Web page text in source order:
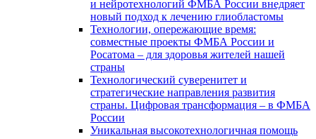
и нейротехнологий ФМБА России внедряет
новый подход к лечению глиобластомы
Технологии, опережающие время:
совместные проекты ФМБА России и
Росатома – для здоровья жителей нашей
страны
Технологический суверенитет и
стратегические направления развития
страны. Цифровая трансформация – в ФМБА
России
Уникальная высокотехнологичная помощь